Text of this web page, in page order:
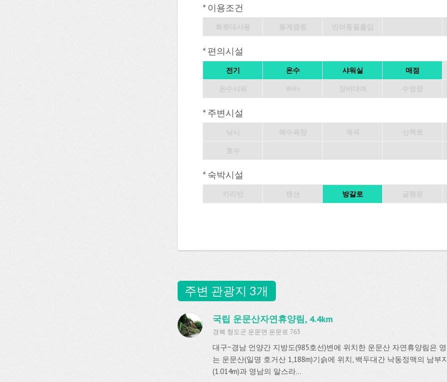
* 이용조건
* 편의시설
전기 온수 샤워실 매점
* 주변시설
* 숙박시설
방갈로
주변 관광지 3개
국립 운문산자연휴양림, 4.4km
경북 청도군 운문면 운문로 763
대구~경남 언양간 지방도(985호선)변에 위치한 운문산 자연휴양림은
는 운문산(일명 호거산 1,188m)기슭에 위치, 백두대간 낙동정맥의 남부
(1.014m)과 영남의 알스라...